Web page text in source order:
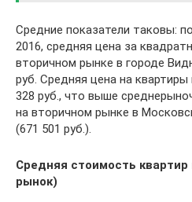
Средние показатели таковы:
2016, средняя цена за
вторичном рынке в городе
руб. Средняя цена на
328 руб., что выше
на вторичном рынке в
(671 501 руб.).
Средняя стоимость
рынок)